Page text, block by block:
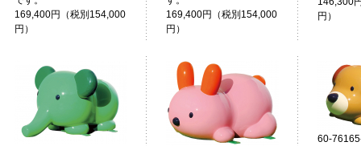
169,400円（税別154,000
円）
169,400円（税別154,000
円）
円）
60-